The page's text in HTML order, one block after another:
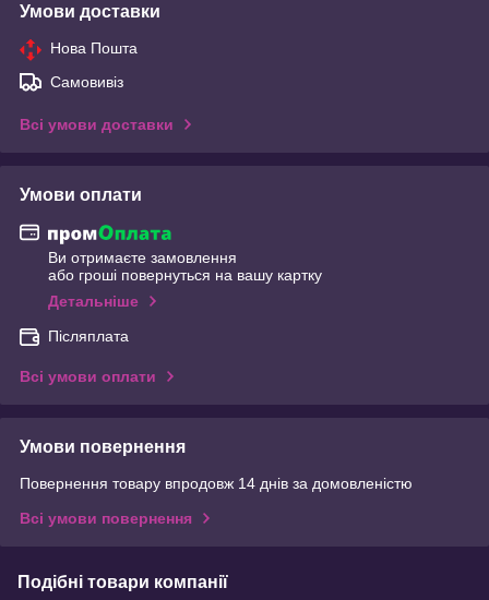
Умови доставки
Нова Пошта
Самовивіз
Всі умови доставки
Умови оплати
Ви отримаєте замовлення
або гроші повернуться на вашу картку
Детальніше
Післяплата
Всі умови оплати
Умови повернення
Повернення товару впродовж 14 днів за домовленістю
Всі умови повернення
Подібні товари компанії